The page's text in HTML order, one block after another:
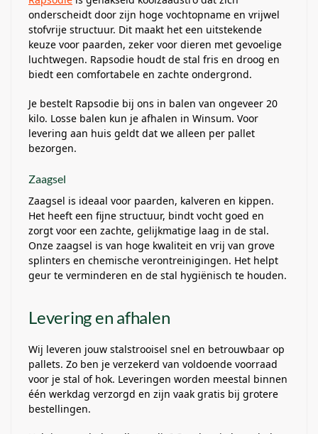
onderscheidt door zijn hoge vochtopname en vrijwel
stofvrije structuur. Dit maakt het een uitstekende
keuze voor paarden, zeker voor dieren met gevoelige
luchtwegen. Rapsodie houdt de stal fris en droog en
biedt een comfortabele en zachte ondergrond.
Je bestelt Rapsodie bij ons in balen van ongeveer 20
kilo. Losse balen kun je afhalen in Winsum. Voor
levering aan huis geldt dat we alleen per pallet
bezorgen.
Zaagsel
Zaagsel is ideaal voor paarden, kalveren en kippen.
Het heeft een fijne structuur, bindt vocht goed en
zorgt voor een zachte, gelijkmatige laag in de stal.
Onze zaagsel is van hoge kwaliteit en vrij van grove
splinters en chemische verontreinigingen. Het helpt
geur te verminderen en de stal hygiënisch te houden.
Levering en afhalen
Wij leveren jouw stalstrooisel snel en betrouwbaar op
pallets. Zo ben je verzekerd van voldoende voorraad
voor je stal of hok. Leveringen worden meestal binnen
één werkdag verzorgd en zijn vaak gratis bij grotere
bestellingen.